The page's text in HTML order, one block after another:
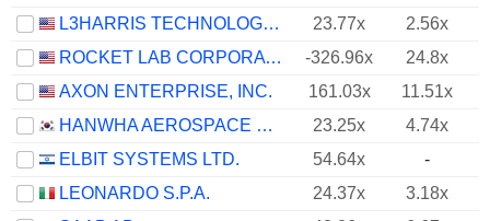
L3HARRIS TECHNOLOGIES, INC.
23.77x
2.56x
ROCKET LAB CORPORATION
-326.96x 24.8x
AXON ENTERPRISE, INC.
161.03x
11.51x
HANWHA AEROSPACE CO., LTD.
23.25x
4.74x
ELBIT SYSTEMS LTD.
54.64x
-
LEONARDO S.P.A.
24.37x
3.18x